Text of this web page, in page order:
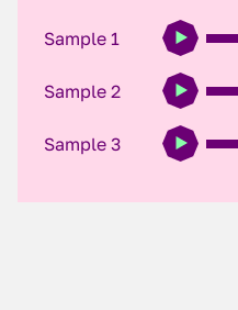
Sample 1
Sample 2
Sample 3